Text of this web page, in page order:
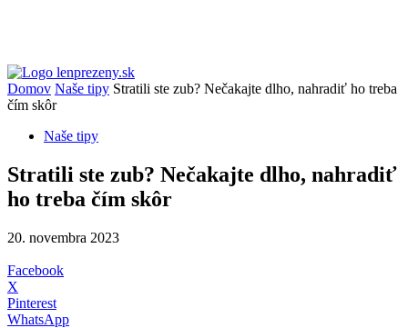
Domov Naše tipy Stratili ste zub? Nečakajte dlho, nahradiť ho treba
čím skôr
Naše tipy
Stratili ste zub? Nečakajte dlho, nahradiť
ho treba čím skôr
20. novembra 2023
Facebook
X
Pinterest
WhatsApp